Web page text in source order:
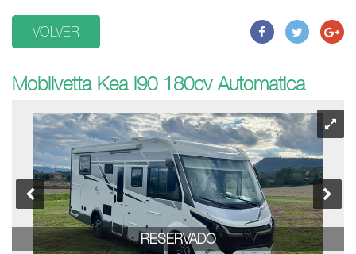
VOLVER
Mobilvetta Kea i90 180cv Automatica
RESERVADO